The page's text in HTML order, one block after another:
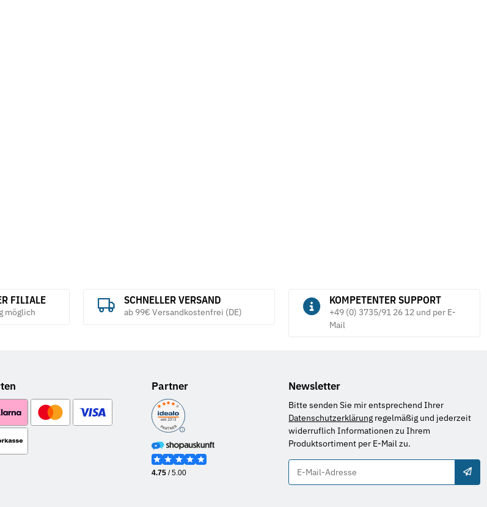
FILIALE
möglich
SCHNELLER VERSAND
ab 99€ Versandkostenfrei (DE)
KOMPETENTER SUPPORT
+49 (0) 3735/91 26 12 und per E-
Mail
Partner Newsletter
Bitte senden Sie mir entsprechend Ihrer
Datenschutzerklärung regelmäßig und jederzeit
widerruflich Informationen zu Ihrem
Produktsortiment per E-Mail zu.